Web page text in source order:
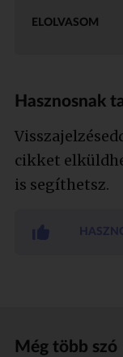
ELOLVASOM
Hasznosnak
cikket
is segíthetsz.
Még több szó